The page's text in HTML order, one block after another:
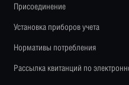
Присоединение
Установка приборов учета
Нормативы потребления
Рассылка квитанций по